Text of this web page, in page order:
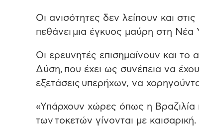
Οι ανισότητες δεν λείπουν και
πεθάνει μια έγκυος μαύρη στη Νέα
Οι ερευνητές επισημαίνουν και
Δύση, που έχει ως συνέπεια να
εξετάσεις υπερήχων, να
«Υπάρχουν χώρες όπως η Βραζιλία
των τοκετών γίνονται με